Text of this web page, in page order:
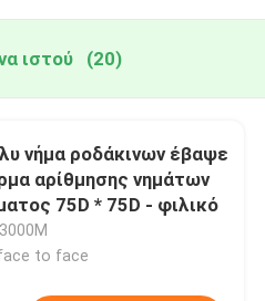
ιστού (20)
νήμα ροδάκινων έβαψε
αρίθμησης νημάτων
75D * 75D - φιλικό
to face